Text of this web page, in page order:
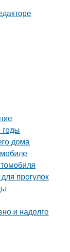
годы
дома
прогулок
и надолго